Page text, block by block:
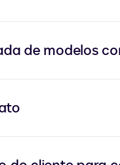
de modelos